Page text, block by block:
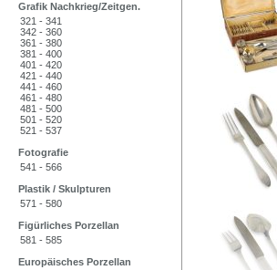
Grafik Nachkrieg/Zeitgen.
321 - 341
342 - 360
361 - 380
381 - 400
401 - 420
421 - 440
441 - 460
461 - 480
481 - 500
501 - 520
521 - 537
Fotografie
541 - 566
Plastik / Skulpturen
571 - 580
Figürliches Porzellan
581 - 585
Europäisches Porzellan